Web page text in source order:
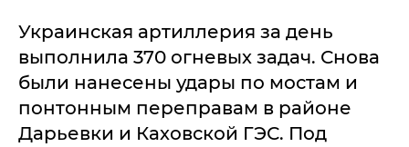
Украинская артиллерия за день
выполнила 370 огневых задач. Снова
были нанесены удары по мостам и
понтонным переправам в районе
Дарьевки и Каховской ГЭС. Под